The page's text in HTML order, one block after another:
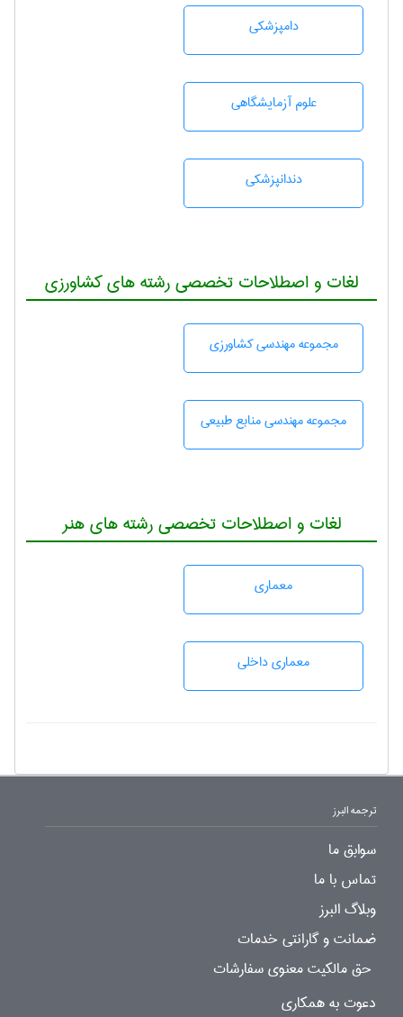
دامپزشكی
علوم آزمايشگاهی
دندانپزشكی
لغات و اصطلاحات تخصصی رشته های کشاورزی
مجموعه مهندسی كشاورزی
مجموعه مهندسی منابع طبيعی
لغات و اصطلاحات تخصصی رشته های هنر
معماری
معماری داخلی
ترجمه البرز
سوابق ما
تماس با ما
وبلاگ البرز
ضمانت و گارانتی خدمات
حق مالکیت معنوی سفارشات
دعوت به همکاری